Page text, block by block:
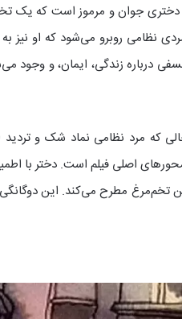
دختری جوان و مرموز است که یک
نظامی روبرو می‌شود که او نیز به
درباره زندگی، ایمان، و وجود
که مرد نظامی نماد شک و
اصلی فیلم است. دختر با
تخم‌مرغ مطرح می‌کند. این